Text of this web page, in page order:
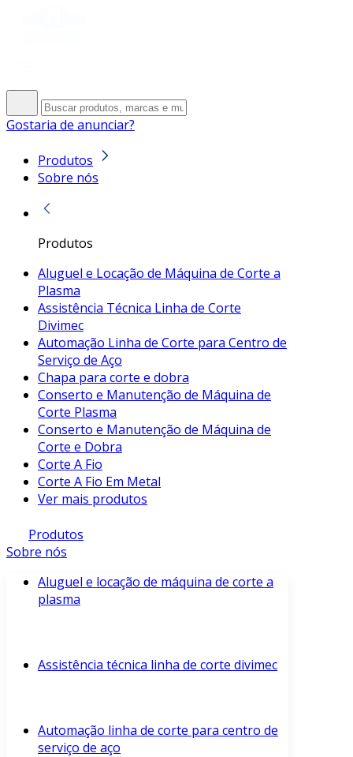
Gostaria de anunciar?
Produtos
Sobre nós
Produtos
Aluguel e Locação de Máquina de Corte a
Plasma
Assistência Técnica Linha de Corte
Divimec
Automação Linha de Corte para Centro de
Serviço de Aço
Chapa para corte e dobra
Conserto e Manutenção de Máquina de
Corte Plasma
Conserto e Manutenção de Máquina de
Corte e Dobra
Corte A Fio
Corte A Fio Em Metal
Ver mais produtos
Produtos
Sobre nós
Aluguel e locação de máquina de corte a
plasma
Assistência técnica linha de corte divimec
Automação linha de corte para centro de
serviço de aço